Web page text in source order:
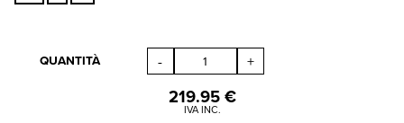
QUANTITÀ - +
219.95€
IVA INC.